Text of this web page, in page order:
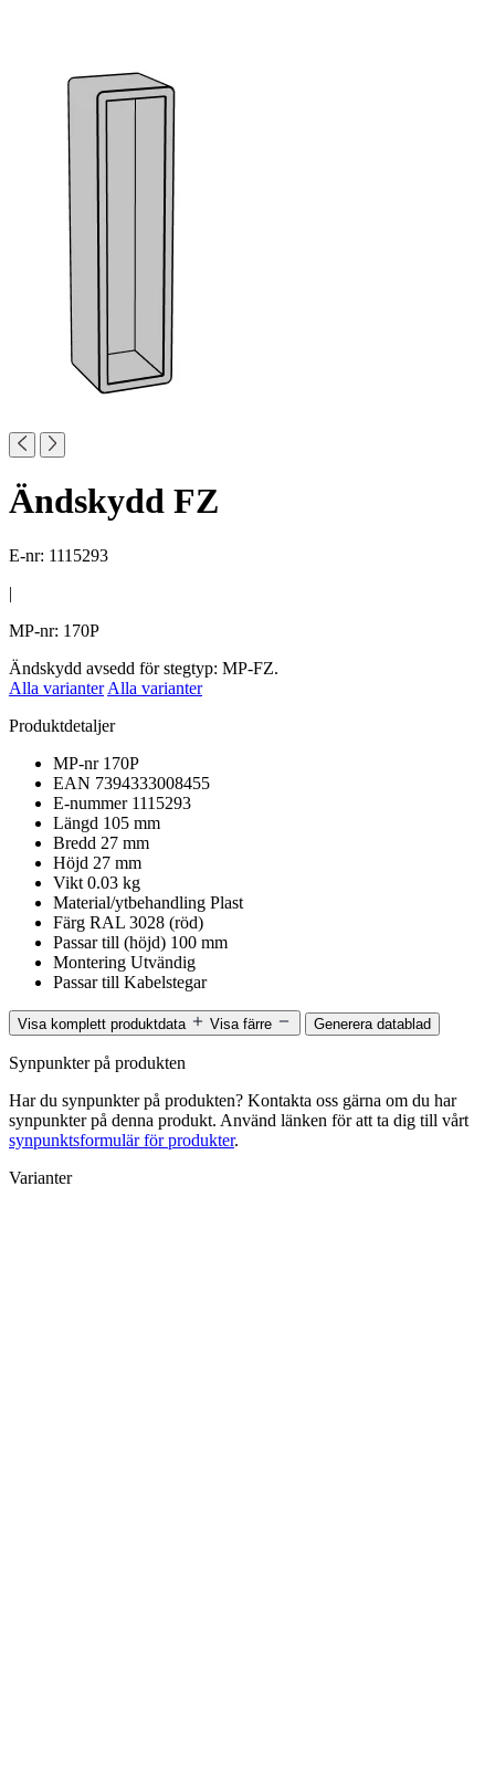
Ändskydd FZ
E-nr: 1115293
|
MP-nr: 170P
Ändskydd avsedd för stegtyp: MP-FZ.
Alla varianter Alla varianter
Produktdetaljer
MP-nr 170P
EAN 7394333008455
E-nummer 1115293
Längd 105 mm
Bredd 27 mm
Höjd 27 mm
Vikt 0.03 kg
Material/ytbehandling Plast
Färg RAL 3028 (röd)
Passar till (höjd) 100 mm
Montering Utvändig
Passar till Kabelstegar
Visa komplett produktdata Visa färre Generera datablad
Synpunkter på produkten
Har du synpunkter på produkten? Kontakta oss gärna om du har
synpunkter på denna produkt. Använd länken för att ta dig till vårt
synpunktsformulär för produkter.
Varianter